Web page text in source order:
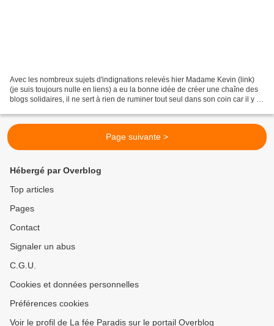
Avec les nombreux sujets d'indignations relevés hier Madame Kevin (link)
(je suis toujours nulle en liens) a eu la bonne idée de créer une chaîne des
blogs solidaires, il ne sert à rien de ruminer tout seul dans son coin car il y a
Page suivante >
Hébergé par Overblog
Top articles
Pages
Contact
Signaler un abus
C.G.U.
Cookies et données personnelles
Préférences cookies
Voir le profil de La fée Paradis sur le portail Overblog